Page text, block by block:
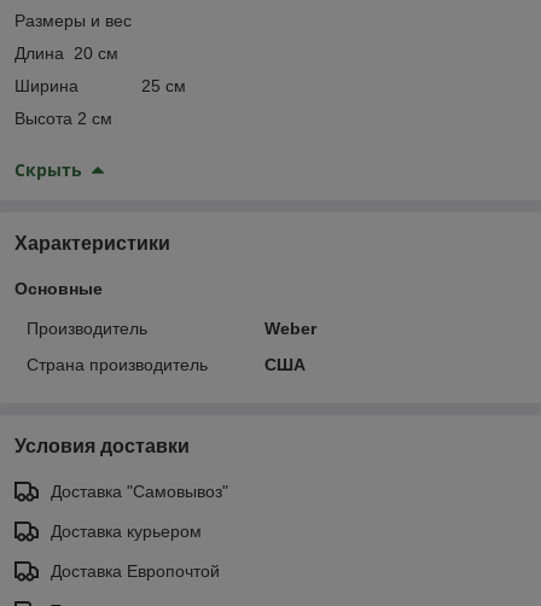
Размеры и вес
Длина 20 см
Ширина 25 см
Высота 2 см
Скрыть
Характеристики
Основные
Производитель
Weber
Страна производитель
США
Условия доставки
Доставка "Самовывоз"
Доставка курьером
Доставка Европочтой